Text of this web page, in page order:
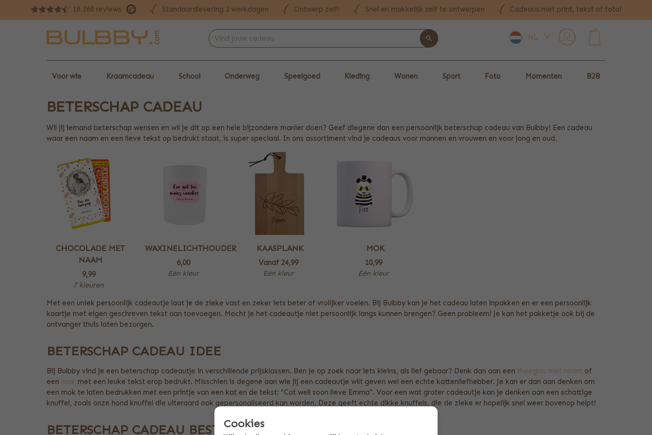
18.368 reviews Standaardlevering 3 werkdagen Ontwerp zelf! Snel en makkelijk zelf te ontwerpen Cadeaus met print, tekst of foto!
NL
Voor wie Kraamcadeau School Onderweg Speelgoed Kleding Wonen Sport Foto Momenten B2B
BETERSCHAP CADEAU
Wil jij iemand beterschap wensen en wil je dit op een hele bijzondere manier doen? Geef diegene dan een persoonlijk beterschap cadeau van Bulbby! Een cadeau
waar een naam en een lieve tekst op bedrukt staat, is super speciaal. In ons assortiment vind je cadeaus voor mannen en vrouwen en voor jong en oud.
CHOCOLADE MET
NAAM
9,99
7 kleuren
WAXINELICHTHOUDER
6,00
Eén kleur
KAASPLANK
Vanaf 24,99
Eén kleur
MOK
10,99
Eén kleur
Met een uniek persoonlijk cadeautje laat je de zieke vast en zeker iets beter of vrolijker voelen. Bij Bulbby kan je het cadeau laten inpakken en er een persoonlijk
kaartje met eigen geschreven tekst aan toevoegen. Mocht je het cadeautje niet persoonlijk langs kunnen brengen? Geen probleem! Je kan het pakketje ook bij de
ontvanger thuis laten bezorgen.
BETERSCHAP CADEAU IDEE
Bij Bulbby vind je een beterschap cadeautje in verschillende prijsklassen. Ben je op zoek naar iets kleins, als lief gebaar? Denk dan aan een theeglas met naam of
een mok met een leuke tekst erop bedrukt. Misschien is degene aan wie jij een cadeautje wilt geven wel een echte kattenliefhebber. Je kan er dan aan denken om
een mok te laten bedrukken met een printje van een kat en de tekst: ''Cat well soon lieve Emma''. Voor een wat groter cadeautje kan je denken aan een schattige
knuffel, zoals onze hond knuffel die uiteraard ook gepersonaliseerd kan worden. Deze geeft echte dikke knuffels, die de zieke er hopelijk snel weer bovenop helpt!
BETERSCHAP CADEAU BESTELLEN
Cookies